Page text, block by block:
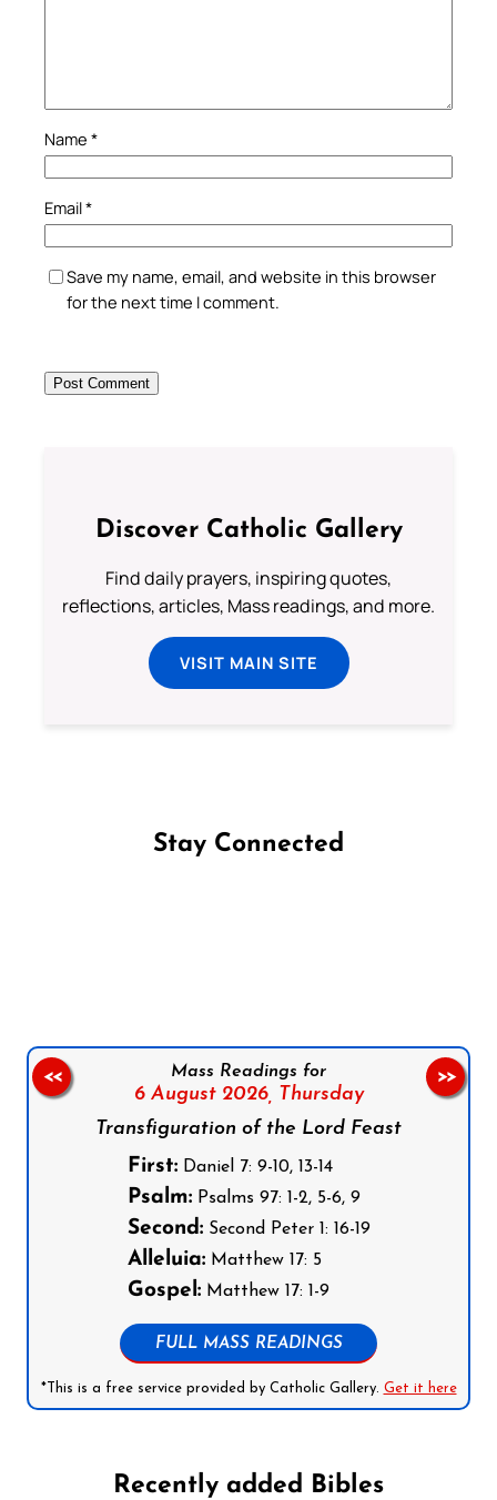
Name *
Email*
Save my name, email, and website in this browser
for the next time I comment.
Discover Catholic Gallery
Find daily prayers, inspiring quotes,
reflections, articles, Mass readings, and more.
VISIT MAIN SITE
Stay Connected
Mass Readings for
6 August 2026, Thursday
Transfiguration of the Lord Feast
First:Daniel 7: 9-10, 13-14
Psalm:Psalms 97: 1-2, 5-6, 9
Second:Second Peter 1: 16-19
Alleluia:Matthew 17: 5
Gospel:Matthew 17: 1-9
FULL MASS READINGS
*This is a free service provided by Catholic Gallery. Get it here
<< >>
Recently added Bibles